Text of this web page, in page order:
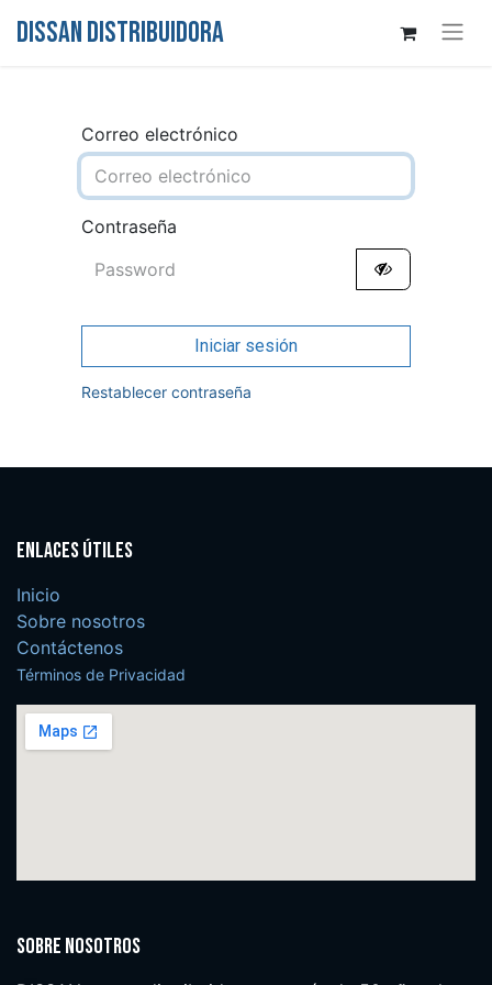
DISSAN DISTRIBUIDORA
Correo electrónico
Contraseña
Iniciar sesión
Restablecer contraseña
Enlaces útiles
Inicio
Sobre nosotros
Contáctenos
Términos de Privacidad
Sobre nosotros